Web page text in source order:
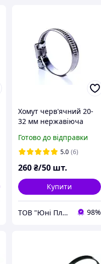
Хомут черв'ячний 20-
32 мм нержавіюча
Готово до відправки
5.0 (6)
260 ₴/50 шт.
Купити
ТОВ "Юні Пласт" 98%